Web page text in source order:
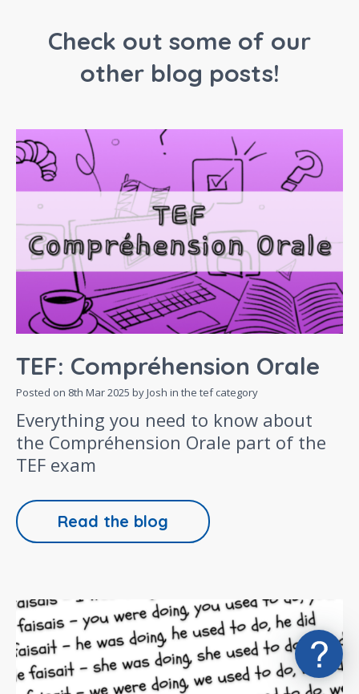
Check out some of our
other blog posts!
TEF: Compréhension Orale
Posted on 8th Mar 2025 by Josh in the tefcategory
Everything you need to know about
the Compréhension Orale part of the
TEF exam
Read the blog